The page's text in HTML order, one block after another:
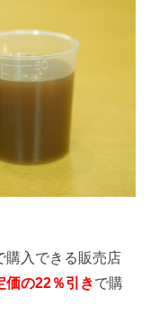
購入できる販売店
価の22％引きで購